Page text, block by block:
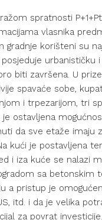
spratnosti
vlasnika
gradnje korišteni su
biti završena. U
spavaće sobe,
i trpezarijom, tri
ostavljena
da sve etaže
kući je postavljena
i iza kuće se nalazi
sa
a pristup je
itd. i da je velika
za povrat